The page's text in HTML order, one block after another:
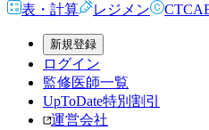
表・計算
レジメン
新規登録
ログイン
監修医師一覧
UpToDate特別割引
運営会社